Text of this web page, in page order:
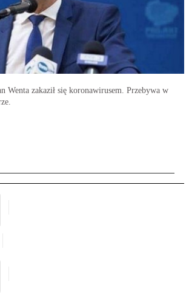
Wenta zakaził się koronawirusem. Przebywa w